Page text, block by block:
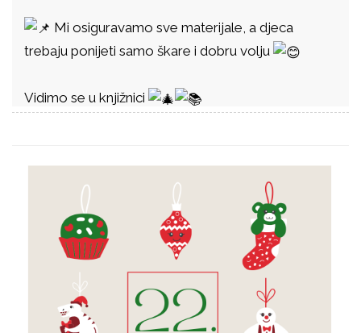
Mi osiguravamo sve materijale, a djeca
trebaju ponijeti samo škare i dobru volju
Vidimo se u knjižnici